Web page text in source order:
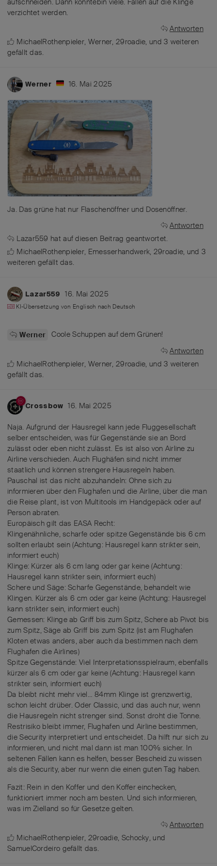
verzichtet werden.
Antworten
MichaelRothenpieler, Werner,29roadie, und3 weiteren
gefällt das.
Werner 16. Mai 2025
Ja. Das grüne hat nur Flaschenöffner und Dosenöffner.
Antworten
Lazar559 hat auf diesen Beitrag geantwortet.
MichaelRothenpieler, Emesserhandwerk, 29roadie, und 3
weiteren gefällt das.
Lazar559 16. Mai 2025
KI-Übersetzung von Englisch nach Deutsch
Werner Coole Schuppen auf dem Grünen!
Antworten
MichaelRothenpieler, Werner,29roadie, und3 weiteren
gefällt das.
Crossbow 16. Mai 2025
Naja. Aufgrund der Hausregel kann jede Fluggesellschaft
selber entscheiden, was für Gegenstände sie an Bord
zulässt oder eben nicht zulässt. Es ist also von Airline zu
Airline verschieden. Auch Flughäfen sind nicht immer
staatlich und können strengere Hausregeln haben.
Pauschal ist das nicht abzuhandeln: Ohne sich zu
informieren über den Flughafen und die Airline, über die man
die Reise plant, ist von Multitools im Handgepäck oder auf
Person abraten.
Europäisch gilt das EASA Recht:
Klingenähnliche, scharfe oder spitze Gegenstände bis 6 cm
sollten erlaubt sein (Achtung: Hausregel kann strikter sein,
informiert euch)
Klinge: Kürzer als 6 cm lang oder gar keine (Achtung:
Hausregel kann strikter sein, informiert euch)
Schere und Säge: Scharfe Gegenstände, behandelt wie
Klingen. Kürzer als 6 cm oder gar keine (Achtung: Hausregel
kann strikter sein, informiert euch)
Gemessen: Klinge ab Griff bis zum Spitz, Schere ab Pivot bis
zum Spitz, Säge ab Griff bis zum Spitz (ist am Flughafen
Kloten etwas anders, aber auch da bestimmen nach dem
Flughafen die Airlines)
Spitze Gegenstände: Viel Interpretationsspielraum, ebenfalls
kürzer als 6 cm oder gar keine (Achtung: Hausregel kann
strikter sein, informiert euch)
Da bleibt nicht mehr viel… 84mm Klinge ist grenzwertig,
schon leicht drüber. Oder Classic, und das auch nur, wenn
die Hausregeln nicht strenger sind. Sonst droht die Tonne.
Restrisiko bleibt immer, Flughafen und Airline bestimmen,
die Security interpretiert und entscheidet. Da hilft nur sich zu
informieren, und nicht mal dann ist man 100% sicher. In
seltenen Fällen kann es helfen, besser Bescheid zu wissen
als die Security, aber nur wenn die einen guten Tag haben.
Fazit: Rein in den Koffer und den Koffer einchecken,
funktioniert immer noch am besten. Und sich informieren,
was im Zielland so für Gesetze gelten.
Antworten
MichaelRothenpieler, 29roadie, Schocky, und
SamuelCordeiro gefällt das.